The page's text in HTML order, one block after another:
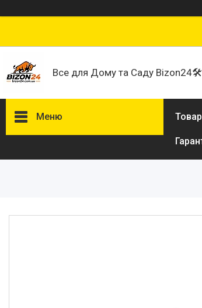
Все для Дому та Саду Bizon24🛠
Меню